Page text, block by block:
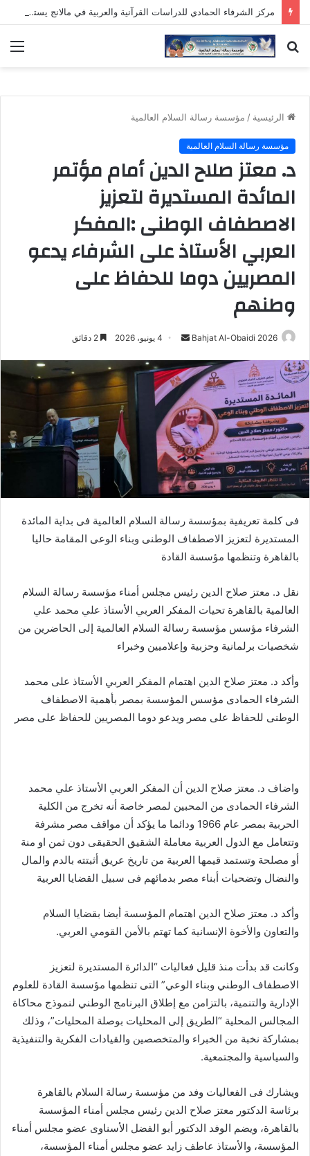
مركز الشرفاء الحمادي للدراسات القرآنية والعربية في مالانج يستهل نشاطه بمناقشة رسالة دكتوراه وافتتاح دورة علمية لمدرسي اللغة العربية
بحث
الرئيسية / مؤسسة رسالة السلام العالمية
مؤسسة رسالة السلام العالمية
د. معتز صلاح الدين أمام مؤتمر
المائدة المستديرة لتعزيز
الاصطفاف الوطنى :المفكر
العربي الأستاذ على الشرفاء يدعو
المصريين دوما للحفاظ على
وطنهم
Bahjat Al-Obaidi 2026
أرسل
إلكترونيا
4 يونيو، 2026
فى كلمة تعريفية بمؤسسة رسالة السلام العالمية فى بداية المائدة
المستديرة لتعزيز الاصطفاف الوطنى وبناء الوعى المقامة حاليا
بالقاهرة وتنظمها مؤسسة القادة
نقل د. معتز صلاح الدين رئيس مجلس أمناء مؤسسة رسالة السلام
العالمية بالقاهرة تحيات المفكر العربي الأستاذ علي محمد علي
الشرفاء مؤسس مؤسسة رسالة السلام العالمية إلى الحاضرين من
شخصيات برلمانية وحزبية وإعلاميين وخبراء
وأكد د. معتز صلاح الدين اهتمام المفكر العربي الأستاذ على محمد
الشرفاء الحمادى مؤسس المؤسسة بمصر بأهمية الاصطفاف
الوطنى للحفاظ على مصر ويدعو دوما المصريين للحفاظ على مصر
واضاف د. معتز صلاح الدين أن المفكر العربي الأستاذ علي محمد
الشرفاء الحمادى من المحبين لمصر خاصة أنه تخرج من الكلية
الحربية بمصر عام 1966 ودائما ما يؤكد أن مواقف مصر مشرفة
وتتعامل مع الدول العربية معاملة الشقيق الحقيقى دون ثمن او منة
أو مصلحة وتستمد قيمها العربية من تاريخ عريق أثبتته بالدم والمال
والنضال وتضحيات أبناء مصر بدمائهم فى سبيل القضايا العربية
وأكد د. معتز صلاح الدين اهتمام المؤسسة أيضا بقضايا السلام
والتعاون والأخوة الإنسانية كما تهتم بالأمن القومي العربي.
وكانت قد بدأت منذ قليل فعاليات “الدائرة المستديرة لتعزيز
الاصطفاف الوطني وبناء الوعي” التى تنظمها مؤسسة القادة للعلوم
الإدارية والتنمية، بالتزامن مع إطلاق البرنامج الوطني لنموذج محاكاة
المجالس المحلية “الطريق إلى المحليات بوصلة المحليات”، وذلك
بمشاركة نخبة من الخبراء والمتخصصين والقيادات الفكرية والتنفيذية
والسياسية والمجتمعية.
ويشارك فى الفعاليات وفد من مؤسسة رسالة السلام بالقاهرة
برئاسة الدكتور معتز صلاح الدين رئيس مجلس أمناء المؤسسة
بالقاهرة، ويضم الوفد الدكتور أبو الفضل الأسناوى عضو مجلس أمناء
المؤسسة، والأستاذ عاطف زايد عضو مجلس أمناء المؤسسة،